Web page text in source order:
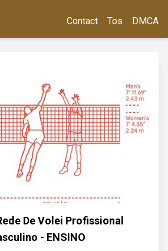
Contact Tos DMCA
De Volei Profissional
- ENSINO